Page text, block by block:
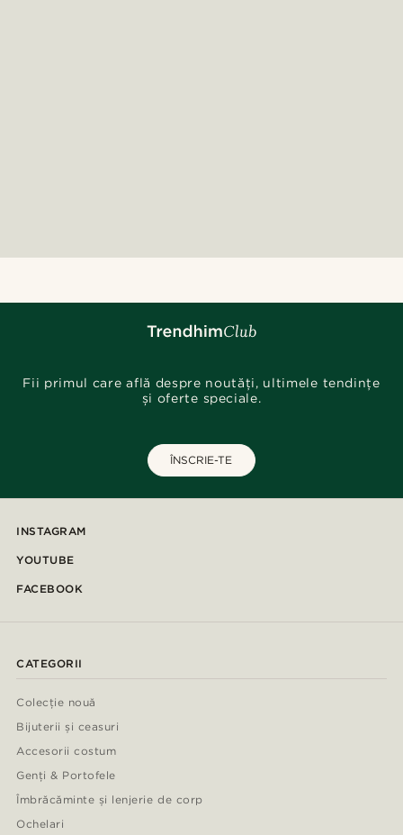
Fii primul care află despre noutăți, ultimele tendințe
și oferte speciale.
ÎNSCRIE-TE
INSTAGRAM
YOUTUBE
FACEBOOK
CATEGORII
Colecție nouă
Bijuterii și ceasuri
Accesorii costum
Genți & Portofele
Îmbrăcăminte și lenjerie de corp
Ochelari